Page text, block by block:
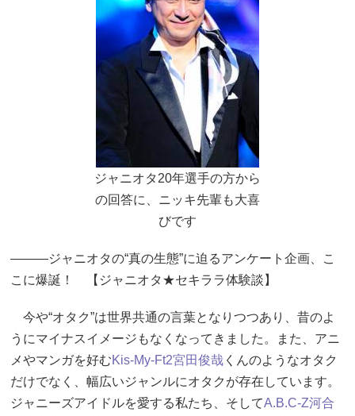
ジャニオタ20年選手の方から
の回答に、ニッキ先輩も大喜
びです
―――ジャニオタの“真の生態”に迫るアンケート企画、こ
こに爆誕！ 【ジャニオタ★セキララ体験談】
今や“オタク”は世界共通の言葉となりつつあり、昔のよ
うにマイナスイメージもなくなってきました。また、アニ
メやマンガを好むKis-My-Ft2宮田俊哉 くんのようなオタク
だけでなく、幅広いジャンルにオタクが存在しています。
ジャニーズアイドルを愛する私たち、そしてA.B.C-Z河合